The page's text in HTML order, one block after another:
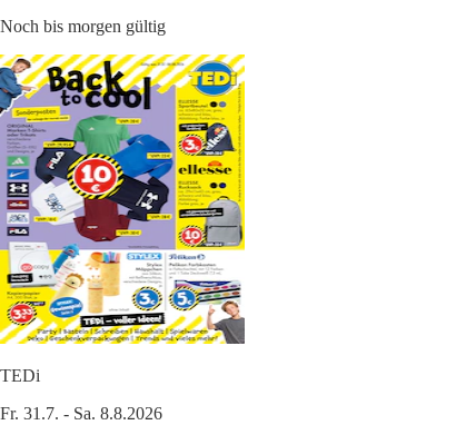
Noch bis morgen gültig
TEDi
Fr. 31.7. - Sa. 8.8.2026